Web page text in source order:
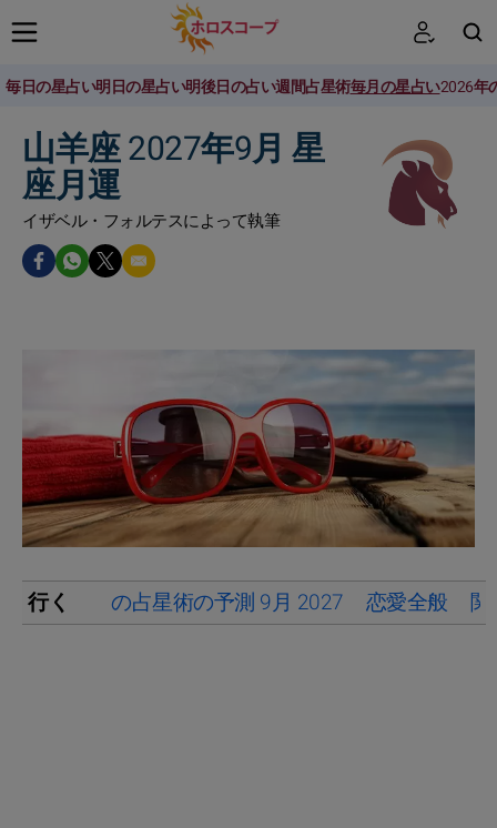
毎日の星占い明日の星占い明後日の占い週間占星術毎月の星占い2026年
山羊座 2027年9月 星
座月運
イザベル・フォルテスによって執筆
行く の占星術の予測 9月 2027 恋愛全般 関